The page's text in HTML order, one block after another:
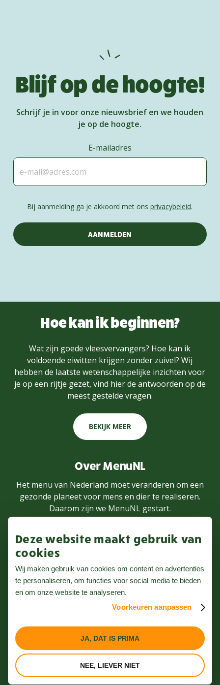
Deze website maakt gebruik van
cookies
Wij maken gebruik van cookies om content en advertenties
te personaliseren, om functies voor social media te bieden
en om onze website te analyseren.
Voorkeuren aanpassen
JA, DAT IS PRIMA
NEE, LIEVER NIET
Blijf op de hoogte!
Schrijf je in voor onze nieuwsbrief en we houden
je op de hoogte.
E-mailadres
Bij aanmelding ga je akkoord met onsprivacybeleid.
Hoe kan ik beginnen?
Wat zijn goede vleesvervangers? Hoe kan ik
voldoende eiwitten krijgen zonder zuivel? Wij
hebben de laatste wetenschappelijke inzichten voor
je op een rijtje gezet, vind hier de antwoorden op de
meest gestelde vragen.
BEKIJK MEER
Over MenuNL
Het menu van Nederland moet veranderen om een
gezonde planeet voor mens en dier te realiseren.
Daarom zijn we MenuNL gestart.
MEER WETEN
Volg ons op Instagram
Nieuwsbrief
Algemene voorwaarden
Website door Webreact